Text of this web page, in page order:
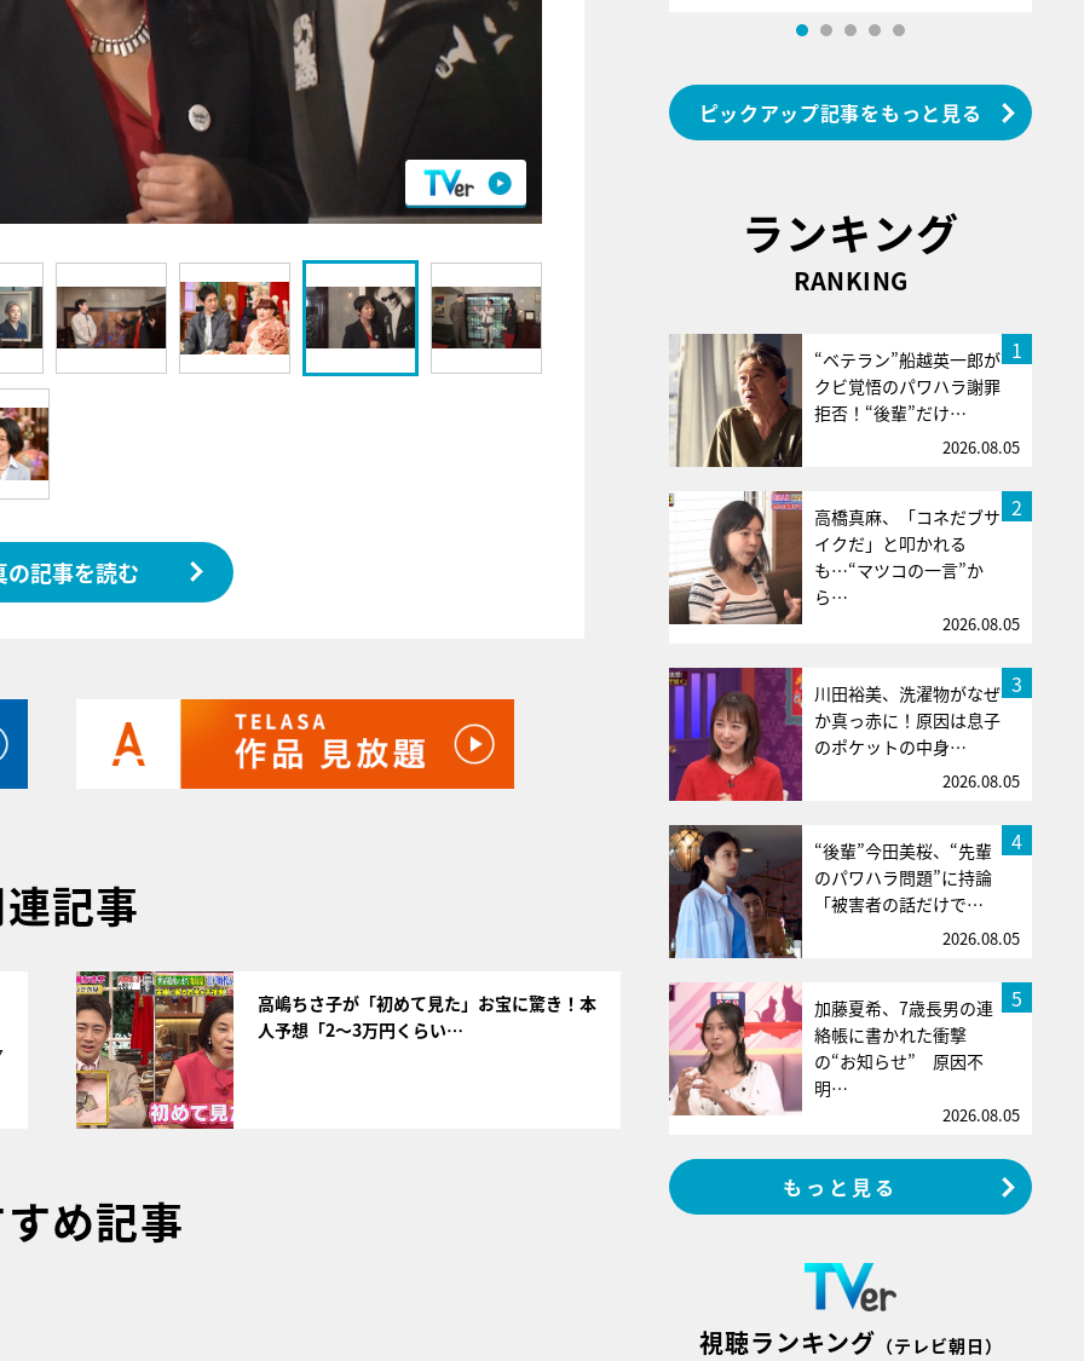
の記事を読む
記事
高嶋ちさ子が「初めて見た」お宝に驚き！本
人予想「2～3万円くらい…
め記事
ピックアップ記事をもっと見る
ランキング
RANKING
1
“ベテラン”船越英一郎が
クビ覚悟のパワハラ謝罪
拒否！“後輩”だけ…
2026.08.05
2
高橋真麻、「コネだブサ
イクだ」と叩かれる
も…“マツコの一言”か
ら…
2026.08.05
3
川田裕美、洗濯物がなぜ
か真っ赤に！原因は息子
のポケットの中身…
2026.08.05
4
“後輩”今田美桜、“先輩
のパワハラ問題”に持論
「被害者の話だけで…
2026.08.05
5
加藤夏希、7歳長男の連
絡帳に書かれた衝撃
の“お知らせ” 原因不
明…
2026.08.05
もっと見る
視聴ランキング （テレビ朝日）